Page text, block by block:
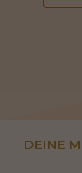
DEINE